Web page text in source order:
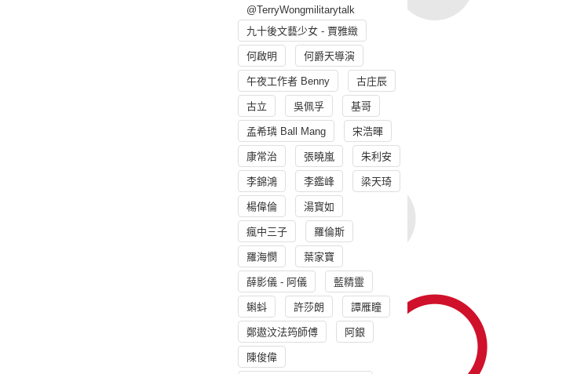
@TerryWongmilitarytalk
九十後文藝少女 - 賈雅緻
何啟明 何爵天導演
午夜工作者 Benny 古庄辰
古立 吳佩孚 基哥
孟希璘 Ball Mang 宋浩暉
康常治 張曉嵐 朱利安
李錦鴻 李鑑峰 梁天琦
楊偉倫 湯寳如
瘋中三子 羅倫斯
羅海憫 葉家寶
薛影儀 - 阿儀 藍精靈
蝌蚪 許莎朗 譚雁瞳
鄭遨汶法筠師傅 阿銀
陳俊偉